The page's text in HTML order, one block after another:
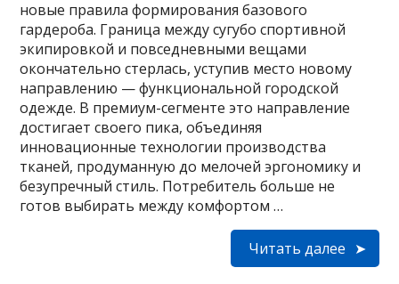
новые правила формирования базового
гардероба. Граница между сугубо спортивной
экипировкой и повседневными вещами
окончательно стерлась, уступив место новому
направлению — функциональной городской
одежде. В премиум-сегменте это направление
достигает своего пика, объединяя
инновационные технологии производства
тканей, продуманную до мелочей эргономику и
безупречный стиль. Потребитель больше не
готов выбирать между комфортом …
Читать далее